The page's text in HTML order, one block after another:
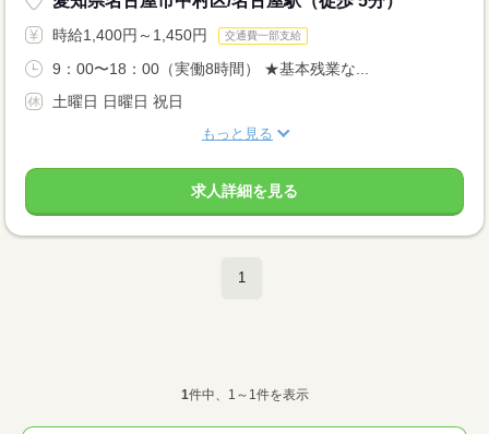
時給1,400円～1,450円 交通費一部支給
9：00〜18：00（実働8時間） ★基本残業な...
土曜日 日曜日 祝日
もっと見る
求人詳細を見る
1
1件中、1～1件を表示